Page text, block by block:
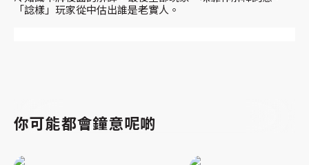
「諗樣」玩家從中估出誰是老實人。
你可能都會鐘意呢啲